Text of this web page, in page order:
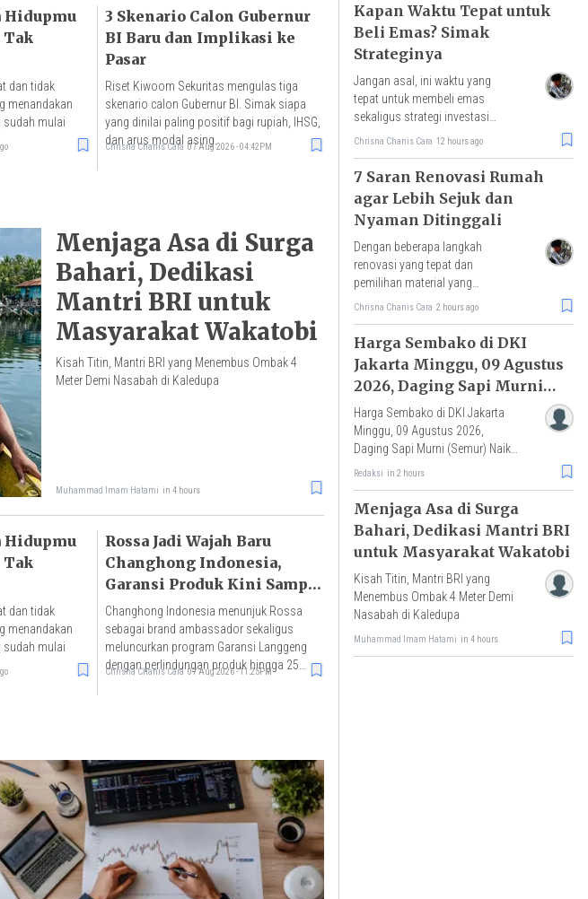
Hidupmu
Tak
dan tidak
menandakan
sudah mulai
3 Skenario Calon Gubernur
BI Baru dan Implikasi ke
Pasar
Riset Kiwoom Sekuritas mengulas tiga
skenario calon Gubernur BI. Simak siapa
yang dinilai paling positif bagi rupiah, IHSG,
dan arus modal asing.
Chrisna Chanis Cara 07 Aug 2026 - 04:42PM
Menjaga Asa di Surga
Bahari, Dedikasi
Mantri BRI untuk
Masyarakat Wakatobi
Kisah Titin, Mantri BRI yang Menembus Ombak 4
Meter Demi Nasabah di Kaledupa
Muhammad Imam Hatami in 4 hours
Hidupmu
Tak
dan tidak
menandakan
sudah mulai
Rossa Jadi Wajah Baru
Changhong Indonesia,
Garansi Produk Kini Sampai
25 Tahun
Changhong Indonesia menunjuk Rossa
sebagai brand ambassador sekaligus
meluncurkan program Garansi Langgeng
dengan perlindungan produk hingga 25
Chrisna Chanis Cara 07 Aug 2026 - 11:25PM
Kapan Waktu Tepat untuk
Beli Emas? Simak
Strateginya
Jangan asal, ini waktu yang
tepat untuk membeli emas
sekaligus strategi investasi
emas yang aman agar hasilnya
Chrisna Chanis Cara 12 hours ago
7 Saran Renovasi Rumah
agar Lebih Sejuk dan
Nyaman Ditinggali
Dengan beberapa langkah
renovasi yang tepat dan
pemilihan material yang
strategis, Anda bisa mengurangi
Chrisna Chanis Cara 2 hours ago
Harga Sembako di DKI
Jakarta Minggu, 09 Agustus
2026, Daging Sapi Murni
(Semur) Naik, Bawang Putih
Turun
Harga Sembako di DKI Jakarta
Minggu, 09 Agustus 2026,
Daging Sapi Murni (Semur) Naik,
Bawang Putih Turun
Redaksi in 2 hours
Menjaga Asa di Surga
Bahari, Dedikasi Mantri BRI
untuk Masyarakat Wakatobi
Kisah Titin, Mantri BRI yang
Menembus Ombak 4 Meter Demi
Nasabah di Kaledupa
Muhammad Imam Hatami in 4 hours